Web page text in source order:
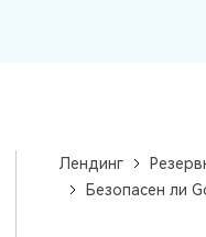
восстанавливайте
резервные копии.
Лендинг
Безопасен ли